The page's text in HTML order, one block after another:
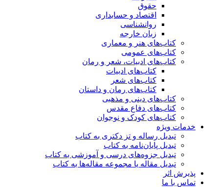
حقوق
اقتصاد و حسابداری
روانشناسی
زبان خارجه
کتاب‌های هنر و معماری
کتاب‌های عمومی
کتاب‌های ادبیات، شعر و رمان
کتاب‌های ادبیات
کتاب‌های شعر
کتاب‌های رمان و داستان
کتاب‌های دینی و مذهبی
کتاب‌های دفاع مقدس
کتاب‌های کودک و نوجوان
خدمات ویژه
تبدیل رساله و تز دکتری به کتاب
تبدیل پایان‌نامه به کتاب
تبدیل جزوه‌های درسی و آموزشی به کتاب
تبدیل مقاله یا مجموعه مقاله‌ها به کتاب
پذیرش اثر
تماس با ما